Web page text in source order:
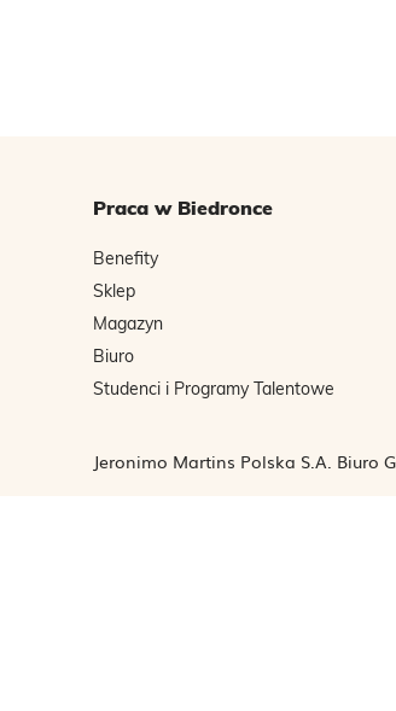
Praca w Biedronce
Benefity
Sklep
Magazyn
Biuro
Studenci i Programy Talentowe
Jeronimo Martins Polska S.A. Biuro